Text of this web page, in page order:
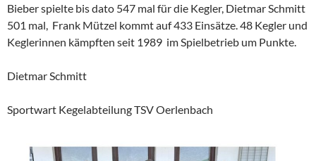
Bieber spielte bis dato 547 mal für die Kegler, Dietmar Schmitt
501 mal, Frank Mützel kommt auf 433 Einsätze. 48 Kegler und
Keglerinnen kämpften seit 1989 im Spielbetrieb um Punkte.
Dietmar Schmitt
Sportwart Kegelabteilung TSV Oerlenbach